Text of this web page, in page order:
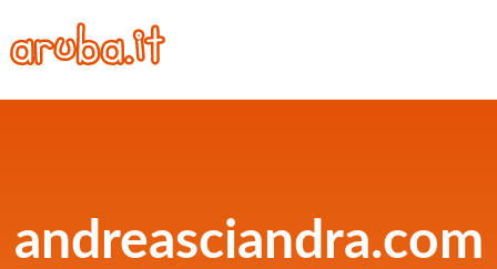
andreasciandra.com